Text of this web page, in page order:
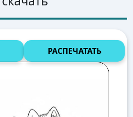
РАСПЕЧАТАТЬ